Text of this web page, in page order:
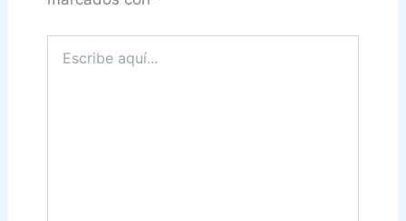
aquí...